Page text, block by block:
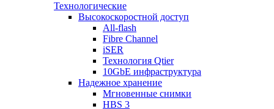
Технологические
Высокоскоростной доступ
All-flash
Fibre Channel
iSER
Технология Qtier
10GbE инфраструктура
Надежное хранение
Мгновенные снимки
HBS 3